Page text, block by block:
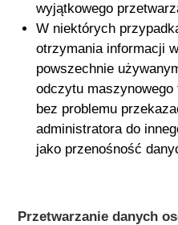
wyjątkowego
W niektórych
otrzymania informacji
powszechnie
odczytu
bez problemu
administratora do
jako przenośność
Przetwarzanie danych